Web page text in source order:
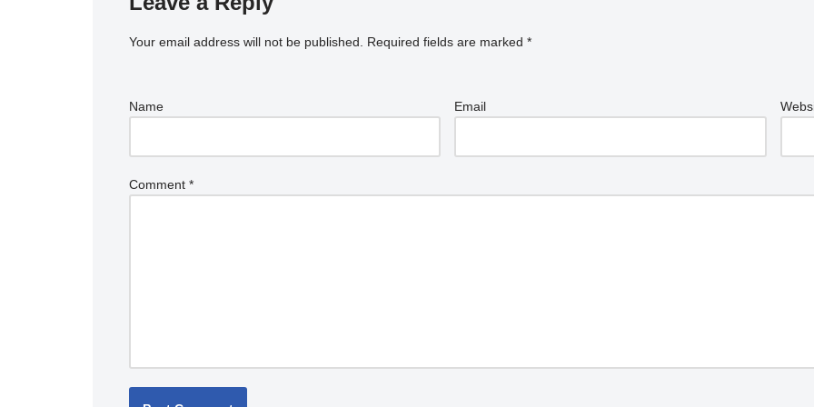
Your email address will not be published. Required fields are marked *
Name Email
Comment *